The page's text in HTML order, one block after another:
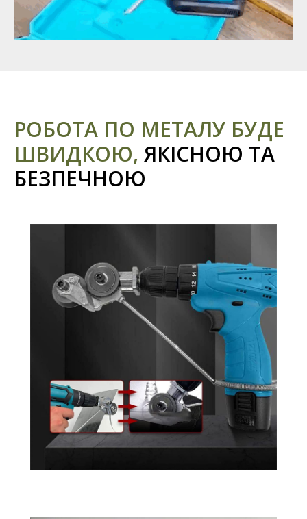
РОБОТА ПО МЕТАЛУ БУДЕ
ШВИДКОЮ, ЯКІСНОЮ ТА
БЕЗПЕЧНОЮ